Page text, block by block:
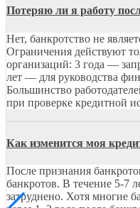
Потеряю ли я работу
Нет, банкротство не
Ограничения действуют
организаций: 3 года —
лет — для руководства
Большинство
при проверке кредитной
Как изменится моя
После признания
банкротов. В течение 5-7
затруднено. Хотя многие